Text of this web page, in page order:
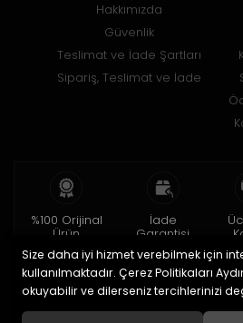
Hakkımızda
Güvenlik
Teslimat ve İade Şartları
Sipariş, Teslimat ve İade
%100 Orijinal
Ürün
2 yıl garanti
İade
Garantisi
15 gün içinde
iade
150
Size daha iyi hizmet verebilmek için
kullanılmaktadır. Çerez Politikaları
okuyabilir ve dilerseniz tercihlerinizi